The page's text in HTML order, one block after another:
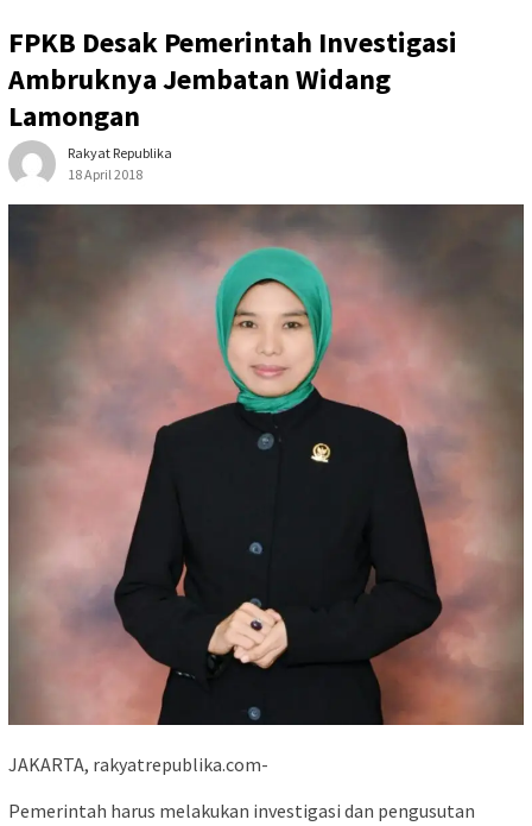
FPKB Desak Pemerintah Investigasi
Ambruknya Jembatan Widang
Lamongan
Rakyat Republika
18 April 2018
JAKARTA, rakyatrepublika.com-
Pemerintah harus melakukan investigasi dan pengusutan